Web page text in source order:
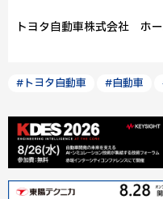
トヨタ自動車株式会社 ホ
#トヨタ自動車 #自動車